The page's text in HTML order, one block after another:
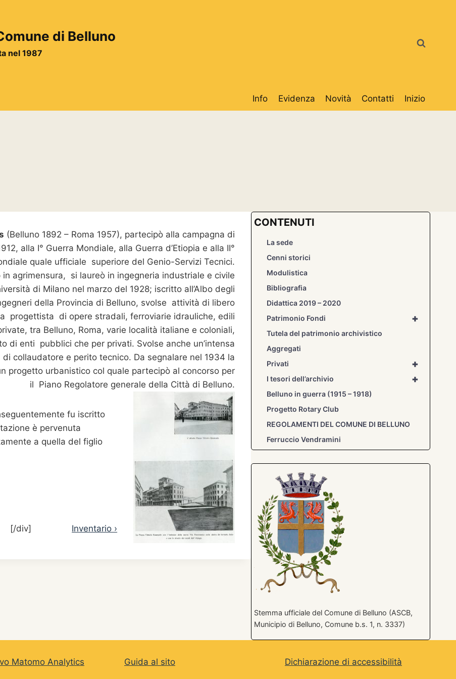
di Belluno
nel 1987
Info Evidenza Novità Contatti Inizio
(Belluno 1892 – Roma 1957), partecipò alla campagna di
alla I° Guerra Mondiale, alla Guerra d’Etiopia e alla II°
quale ufficiale superiore del Genio-Servizi Tecnici.
in agrimensura, si laureò in ingegneria industriale e civile
di Milano nel marzo del 1928; iscritto all’Albo degli
della Provincia di Belluno, svolse attività di libero
progettista di opere stradali, ferroviarie idrauliche, edili
tra Belluno, Roma, varie località italiane e coloniali,
di enti pubblici che per privati. Svolse anche un’intensa
collaudatore e perito tecnico. Da segnalare nel 1934 la
progetto urbanistico col quale partecipò al concorso per
il Piano Regolatore generale della Città di Belluno.
fu iscritto
è pervenuta
a quella del figlio
Inventario ›
[/div]
CONTENUTI
La sede
Cenni storici
Modulistica
Bibliografia
Didattica 2019 – 2020
+
Patrimonio Fondi
Tutela del patrimonio archivistico
Aggregati
+
Privati
+
I tesori dell’archivio
Belluno in guerra (1915 – 1918)
Progetto Rotary Club
REGOLAMENTI DEL COMUNE DI BELLUNO
Ferruccio Vendramini
Stemma ufficiale del Comune di Belluno (ASCB,
Municipio di Belluno, Comune b.s. 1, n. 3337)
Matomo Analytics Guida al sito Dichiarazione di accessibilità